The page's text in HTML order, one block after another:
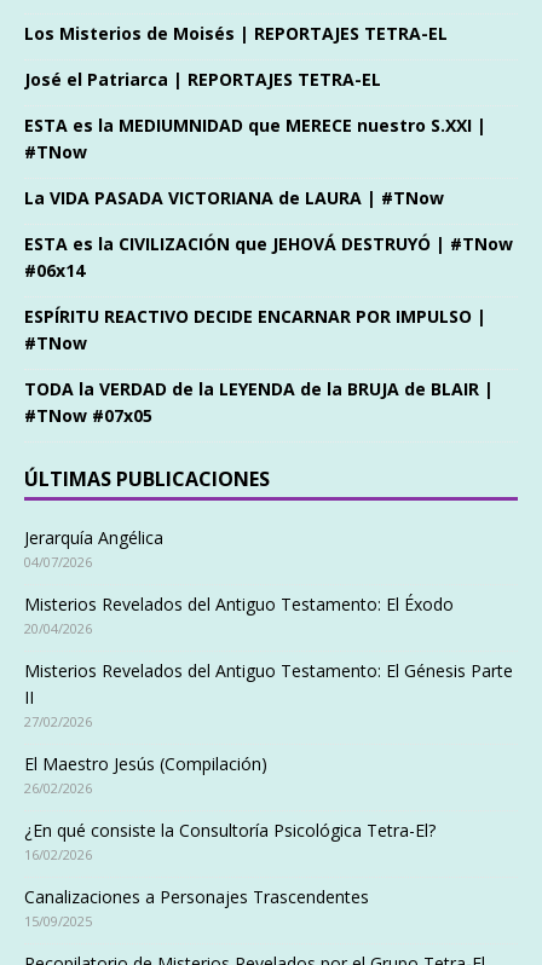
Los Misterios de Moisés | REPORTAJES TETRA-EL
José el Patriarca | REPORTAJES TETRA-EL
ESTA es la MEDIUMNIDAD que MERECE nuestro S.XXI |
#TNow
La VIDA PASADA VICTORIANA de LAURA | #TNow
ESTA es la CIVILIZACIÓN que JEHOVÁ DESTRUYÓ | #TNow
#06x14
ESPÍRITU REACTIVO DECIDE ENCARNAR POR IMPULSO |
#TNow
TODA la VERDAD de la LEYENDA de la BRUJA de BLAIR |
#TNow #07x05
ÚLTIMAS PUBLICACIONES
Jerarquía Angélica
04/07/2026
Misterios Revelados del Antiguo Testamento: El Éxodo
20/04/2026
Misterios Revelados del Antiguo Testamento: El Génesis Parte
II
27/02/2026
El Maestro Jesús (Compilación)
26/02/2026
¿En qué consiste la Consultoría Psicológica Tetra-El?
16/02/2026
Canalizaciones a Personajes Trascendentes
15/09/2025